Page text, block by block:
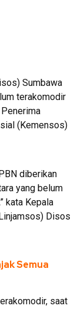
Sumbawa
terakomodir
(Kemensos)
diberikan
yang belum
kata Kepala
Disos
Semua
saat